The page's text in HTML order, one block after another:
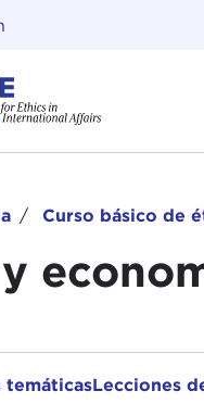
Curso básico de
temáticasLecciones